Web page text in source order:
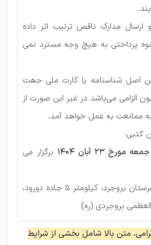
مدارک ناقص ترتیب اثر داده
پرداختی به ھیچ وجه مسترد نمی
اصل شناسنامه یا کارت ملی جھت
الزامی می‌باشد در غیر اين صورت از
ممانعت به عمل خواھد آمد.
کتبی:
مورخ ۲۳ آبان ۱۴۰۴
برگزار می
محل برگزاری: شھرستان بروجرد، کیلومتر ۵ جاده دورود،
بروجردی (ره)
متن بالا شامل بخشی از شرایط